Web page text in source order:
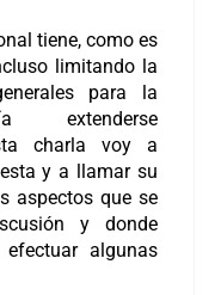
tiene, como es
limitando la
para la
extenderse
charla voy a
y a llamar su
aspectos que se
y donde
efectuar algunas